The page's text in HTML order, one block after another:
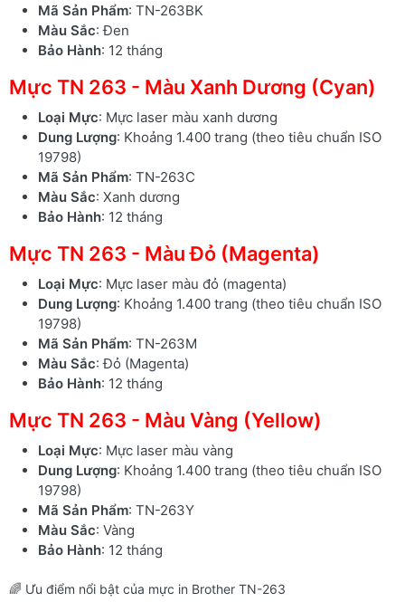
Mã Sản Phẩm: TN-263BK
Màu Sắc: Đen
Bảo Hành: 12 tháng
Mực TN 263 - Màu Xanh Dương (Cyan)
Loại Mực: Mực laser màu xanh dương
Dung Lượng: Khoảng 1.400 trang (theo tiêu chuẩn ISO
19798)
Mã Sản Phẩm: TN-263C
Màu Sắc: Xanh dương
Bảo Hành: 12 tháng
Mực TN 263 - Màu Đỏ (Magenta)
Loại Mực: Mực laser màu đỏ (magenta)
Dung Lượng: Khoảng 1.400 trang (theo tiêu chuẩn ISO
19798)
Mã Sản Phẩm: TN-263M
Màu Sắc: Đỏ (Magenta)
Bảo Hành: 12 tháng
Mực TN 263 - Màu Vàng (Yellow)
Loại Mực: Mực laser màu vàng
Dung Lượng: Khoảng 1.400 trang (theo tiêu chuẩn ISO
19798)
Mã Sản Phẩm: TN-263Y
Màu Sắc: Vàng
Bảo Hành: 12 tháng
🌈 Ưu điểm nổi bật của mực in Brother TN-263